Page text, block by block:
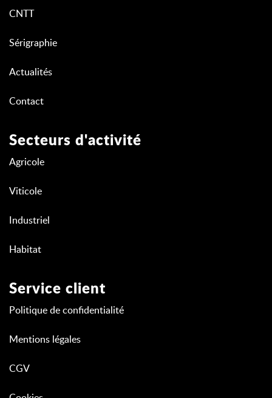
CNTT
Sérigraphie
Actualités
Contact
Secteurs d'activité
Agricole
Viticole
Industriel
Habitat
Service client
Politique de confidentialité
Mentions légales
CGV